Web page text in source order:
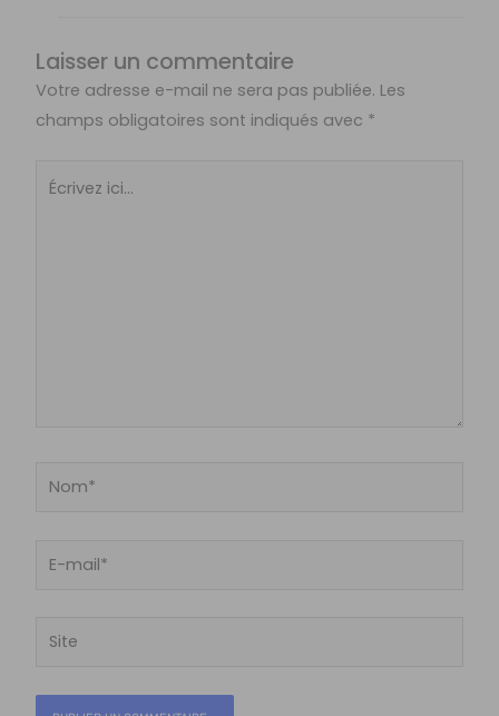
Laisser un commentaire
Votre adresse e-mail ne sera pas publiée. Les
champs obligatoires sont indiqués avec *
Nom*
Site